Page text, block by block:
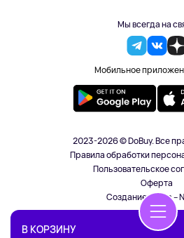
В КОРЗИНУ
Мы всегда на
Мобильное
2023-2026 © DoBuy. Все
Правила обработки
Пользовательское
Оферта
Создание сайта –